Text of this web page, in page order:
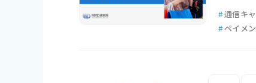
#通信キ
#ペイメ